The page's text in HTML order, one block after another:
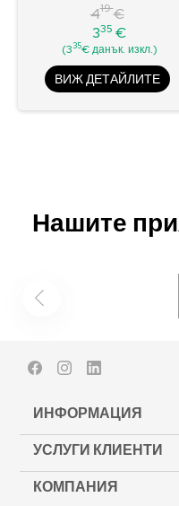
Редовна
цена
419€
Цена
335 €
(335€ данък. изкл.)
ВИЖ ДЕТАЙЛИТЕ
Нашите
FacebookInstagram
ИНФОРМАЦИЯ
УСЛУГИ КЛИЕНТИ
КОМПАНИЯ